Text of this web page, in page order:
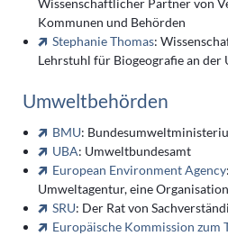
Wissenschaftlicher Partner von
Kommunen und Behörden
Stephanie Thomas:
Lehrstuhl für Biogeografie an der
Umweltbehörden
BMU:
UBA: Umweltbundesamt
European Environment Agency
Umweltagentur, eine
SRU: Der Rat von
Europäische Kommission zum